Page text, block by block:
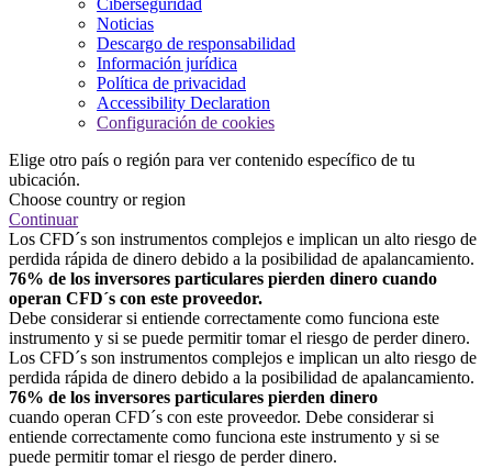
Ciberseguridad
Noticias
Descargo de responsabilidad
Información jurídica
Política de privacidad
Accessibility Declaration
Configuración de cookies
Elige otro país o región para ver contenido específico de tu
ubicación.
Choose country or region
Continuar
Los CFD´s son instrumentos complejos e implican un alto riesgo de
perdida rápida de dinero debido a la posibilidad de apalancamiento.
76% de los inversores particulares pierden dinero cuando
operan CFD´s con este proveedor.
Debe considerar si entiende correctamente como funciona este
instrumento y si se puede permitir tomar el riesgo de perder dinero.
Los CFD´s son instrumentos complejos e implican un alto riesgo de
perdida rápida de dinero debido a la posibilidad de apalancamiento.
76% de los inversores particulares pierden dinero
cuando operan CFD´s con este proveedor. Debe considerar si
entiende correctamente como funciona este instrumento y si se
puede permitir tomar el riesgo de perder dinero.